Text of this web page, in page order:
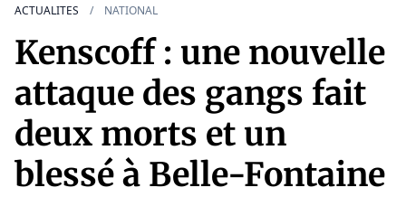
ACTUALITES NATIONAL
Kenscoff : une nouvelle
attaque des gangs fait
deux morts et un
blessé à Belle-Fontaine